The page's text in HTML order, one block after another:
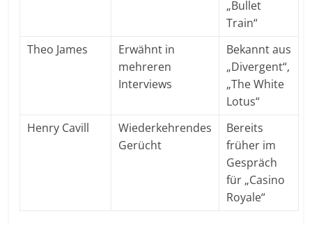
„Bullet
Train“
Theo James
Erwähnt in
mehreren
Interviews
Bekannt aus
„Divergent“,
„The White
Lotus“
Henry Cavill
Wiederkehrendes
Gerücht
Bereits
früher im
Gespräch
für „Casino
Royale“